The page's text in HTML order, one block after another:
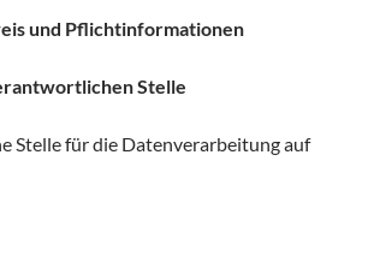
und Pflichtinformationen
Stelle
Stelle für die Datenverarbeitung auf